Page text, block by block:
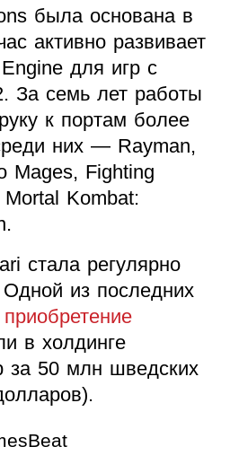
была основана в
активно развивает
для игр с
За семь лет работы
к портам более
них — Rayman,
Mages, Fighting
Kombat:
стала регулярно
Одной из последних
приобретение
в холдинге
за 50 млн шведских